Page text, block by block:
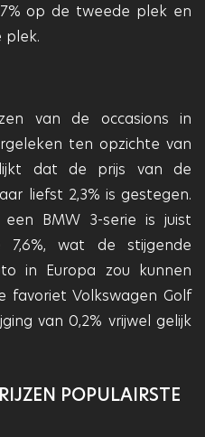
op de tweede plek en
plek.
van de occasions in
ten opzichte van
dat de prijs van de
liefst 2,3% is gestegen.
BMW 3-serie is juist
wat de stijgende
in Europa zou kunnen
favoriet Volkswagen Golf
van 0,2% vrijwel gelijk
POPULAIRSTE